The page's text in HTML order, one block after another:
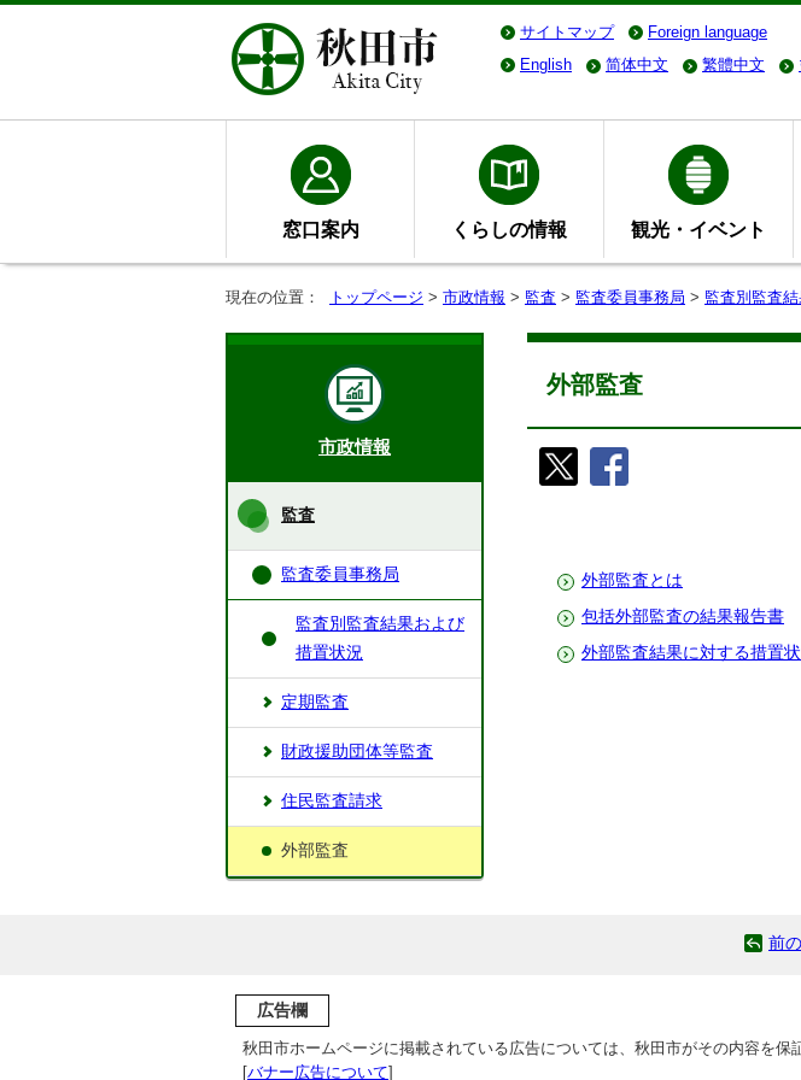
サイトマップ Foreign language
English
简体中文 繁體中文
窓口案内 くらしの情報 観光・イベント
現在の位置： トップページ > 市政情報 > 監査 > 監査委員事務局 > 監査別監査
外部監査
外部監査とは
包括外部監査の結果報告書
外部監査結果に対する措置
市政情報
監査
監査委員事務局
監査別監査結果および
措置状況
定期監査
財政援助団体等監査
住民監査請求
外部監査
前
広告欄
秋田市ホームページに掲載されている広告については、秋田市がその内容を保
[バナー広告について]